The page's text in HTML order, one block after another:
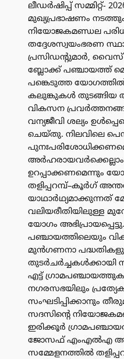
ലീഡർഷിപ്പ് സമ്മിറ്റ്-
മുഖ്യപ്രഭാഷണം
നിയോജകമണ്ഡല
തദ്ദേശസ്വയംഭരണ
പ്രസിഡന്റുമാർ, വൈസ്
ബ്ലോക്ക് പഞ്ചായത്ത്
പങ്കെടുത്ത
കലുങ്കുകൾ തുടങ്ങിയ
വികസന
വന്യജീവി ശല്യം
ചെയ്തു. നിലവിലെ
ഉറപ്പാക്കണമെന്നും
തളിപ്പറമ്പ്–കൂർഗ്
യാഥാർഥ്യമാക്കുന്നത്
വലിയരീതിയിലുള്ള
യോഗം
പഞ്ചായത്തിലെയും
മുൻഗണനാ
തുടർചർച്ചകൾക്കായി
എട്ട്
നഗരസഭയിലും
സംഘടിപ്പിക്കാനും
സദസിന്റെ
ഇരിക്കൂർ
ജോസഫ് എംഎൽഎ
സമ്മേളനത്തിൽ